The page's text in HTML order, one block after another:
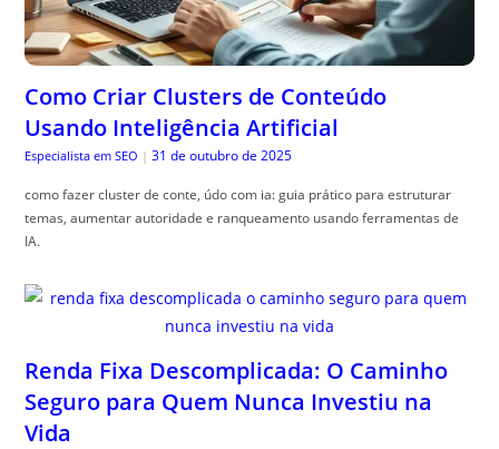
Como Criar Clusters de Conteúdo
Usando Inteligência Artificial
Especialista em SEO | 31 de outubro de 2025
como fazer cluster de conte, údo com ia: guia prático para estruturar
temas, aumentar autoridade e ranqueamento usando ferramentas de
IA.
Renda Fixa Descomplicada: O Caminho
Seguro para Quem Nunca Investiu na
Vida